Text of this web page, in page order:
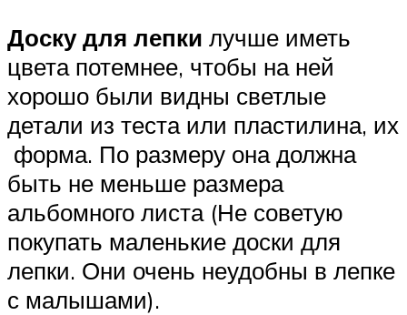
Доску для лепки лучше иметь
цвета потемнее, чтобы на ней
хорошо были видны светлые
детали из теста или пластилина, их
форма. По размеру она должна
быть не меньше размера
альбомного листа (Не советую
покупать маленькие доски для
лепки. Они очень неудобны в лепке
с малышами).